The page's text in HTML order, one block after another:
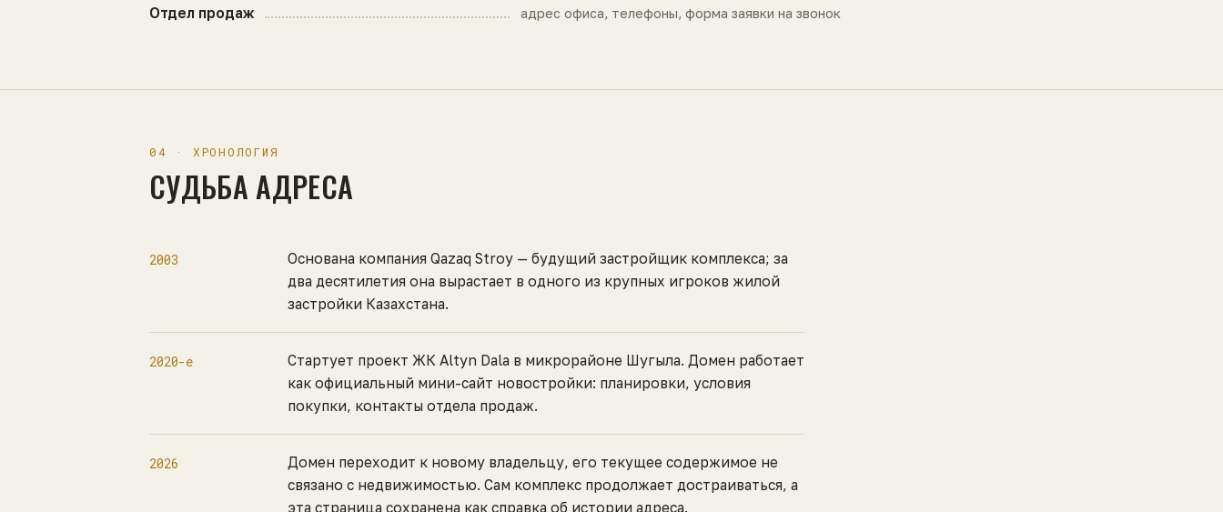
Отдел продаж адрес офиса, телефоны, форма заявки на звонок
04 · ХРОНОЛОГИЯ
СУДЬБА АДРЕСА
2003
Основана компания Qazaq Stroy — будущий застройщик комплекса; за
два десятилетия она вырастает в одного из крупных игроков жилой
застройки Казахстана.
2020-е
Стартует проект ЖК Altyn Dala в микрорайоне Шугыла. Домен работает
как официальный мини-сайт новостройки: планировки, условия
покупки, контакты отдела продаж.
2026
Домен переходит к новому владельцу, его текущее содержимое не
связано с недвижимостью. Сам комплекс продолжает достраиваться, а
эта страница сохранена как справка об истории адреса.